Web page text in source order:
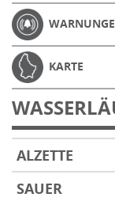
KARTE
ALZETTE
SAUER